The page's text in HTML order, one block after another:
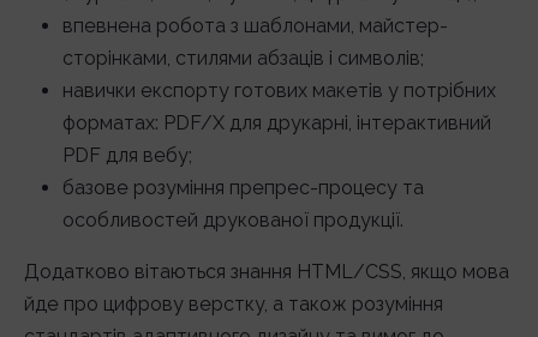
впевнена робота з шаблонами, майстер-
сторінками, стилями абзаців і символів;
навички експорту готових макетів у потрібних
форматах: PDF/X для друкарні, інтерактивний
PDF для вебу;
базове розуміння препрес-процесу та
особливостей друкованої продукції.
Додатково вітаються знання HTML/CSS, якщо мова
йде про цифрову верстку, а також розуміння